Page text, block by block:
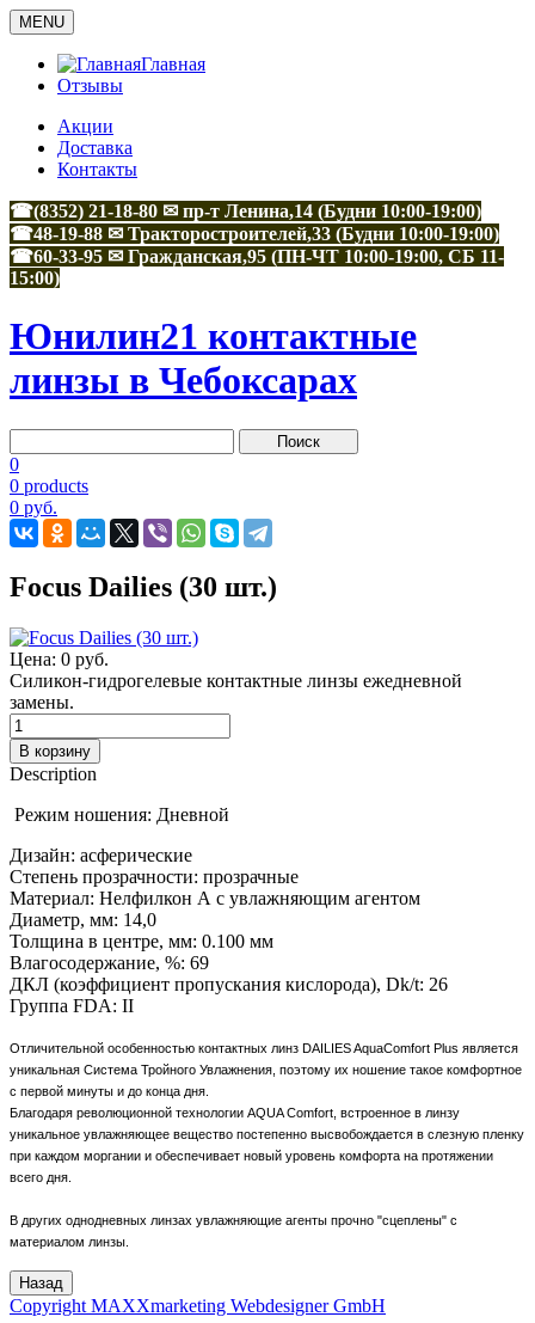
MENU
Главная
Отзывы
Акции
Доставка
Контакты
☎(8352) 21-18-80 ✉ пр-т Ленина,14 (Будни 10:00-19:00)
☎48-19-88 ✉ Тракторостроителей,33 (Будни 10:00-19:00)
☎60-33-95 ✉ Гражданская,95 (ПН-ЧТ 10:00-19:00, СБ 11-
15:00)
Юнилин21 контактные
линзы в Чебоксарах
0
0 products
0 руб.
Focus Dailies (30 шт.)
Цена: 0 руб.
Силикон-гидрогелевые контактные линзы ежедневной
замены.
Description
Режим ношения: Дневной
Дизайн: асферические
Степень прозрачности: прозрачные
Материал: Нелфилкон А с увлажняющим агентом
Диаметр, мм: 14,0
Толщина в центре, мм: 0.100 мм
Влагосодержание, %: 69
ДКЛ (коэффициент пропускания кислорода), Dk/t: 26
Группа FDA: II
Отличительной особенностью контактных линз DAILIES AquaComfort Plus является
уникальная Система Тройного Увлажнения, поэтому их ношение такое комфортное
с первой минуты и до конца дня.
Благодаря революционной технологии AQUA Comfort, встроенное в линзу
уникальное увлажняющее вещество постепенно высвобождается в слезную пленку
при каждом моргании и обеспечивает новый уровень комфорта на протяжении
всего дня.
В других однодневных линзах увлажняющие агенты прочно "сцеплены" с
материалом линзы.
Copyright MAXXmarketing Webdesigner GmbH